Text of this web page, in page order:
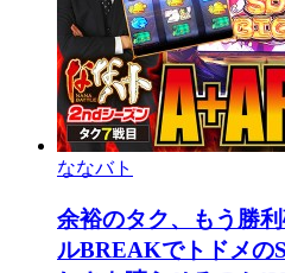
ななバト
余裕のタク、もう勝
ルBREAKでトドメの